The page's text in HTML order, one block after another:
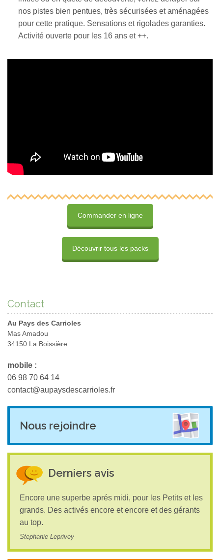
nos pistes bien pentues, très sécurisées et aménagées
pour cette pratique. Sensations et rigolades garanties.
Activité ouverte pour les 16 ans et ++.
Commander en ligne
Découvrir tous les packs
Contact
Au Pays des Carrioles
Mas Amadou
34150 La Boissière
mobile :
06 98 70 64 14
contact@aupaysdescarrioles.fr
Nous rejoindre
Derniers avis
Encore une superbe aprés midi, pour les Petits et les
grands. Des activés encore et encore et des gérants
au top.
Stephanie Leprivey